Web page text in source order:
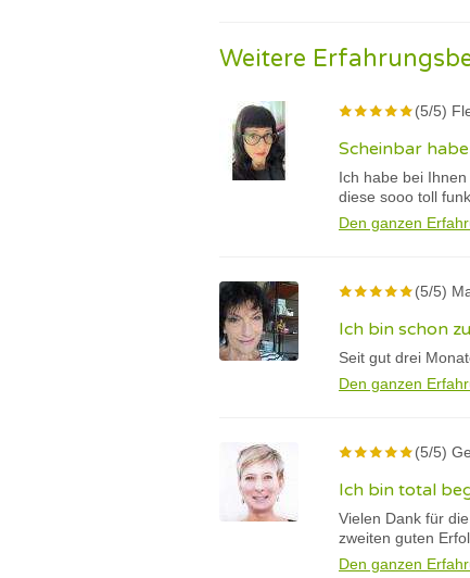
Weitere
(5/5)
Scheinbar
Ich habe bei
diese sooo toll
Den ganzen
(5/5)
Ich bin schon
Seit gut drei
Den ganzen
(5/5)
Ich bin total
Vielen Dank für
zweiten guten
Den ganzen